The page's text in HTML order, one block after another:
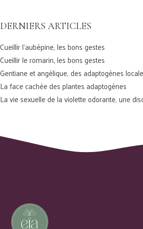
DERNIERS ARTICLES
Cueillir l’aubépine, les bons gestes
Cueillir le romarin, les bons gestes
Gentiane et angélique, des adaptogènes
La face cachée des plantes adaptogènes
La vie sexuelle de la violette odorante, une